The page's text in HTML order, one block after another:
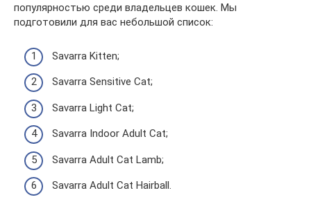
популярностью среди владельцев кошек. Мы
подготовили для вас небольшой список:
Savarra Kitten;
Savarra Sensitive Cat;
Savarra Light Cat;
Savarra Indoor Adult Cat;
Savarra Adult Cat Lamb;
Savarra Adult Cat Hairball.